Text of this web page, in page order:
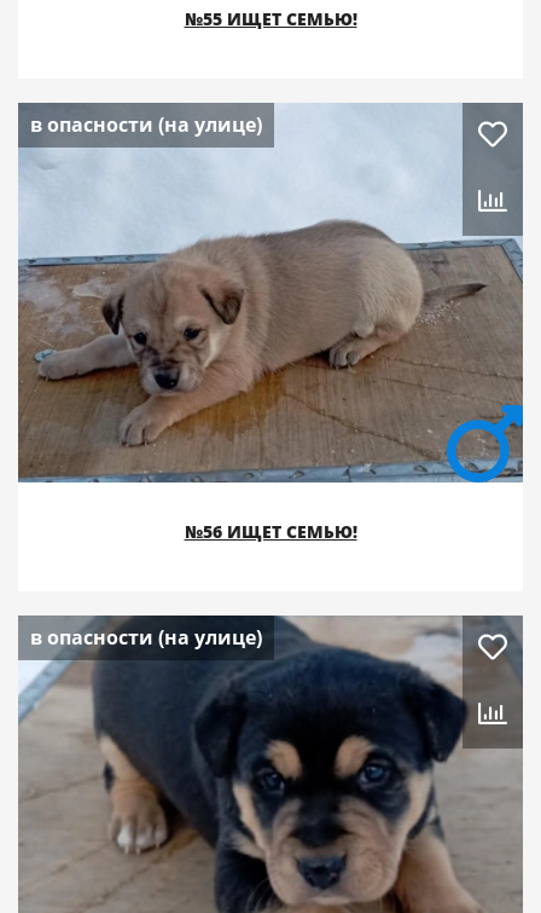
№55 ИЩЕТ СЕМЬЮ!
в опасности (на улице)
№56 ИЩЕТ СЕМЬЮ!
в опасности (на улице)